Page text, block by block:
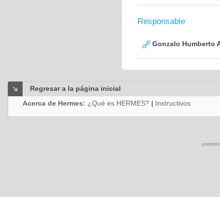
Responsable
Gonzalo Humberto
Regresar a la página inicial
Acerca de Hermes: ¿Qué es HERMES? | Instructivos